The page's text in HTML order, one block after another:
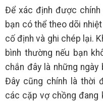
Để xác định được
bạn có thể theo dõi
cố định và ghi chép lại.
bình thường nếu bạn
chắn đây là những
Đây cũng chính là thời
các cặp vợ chồng đang